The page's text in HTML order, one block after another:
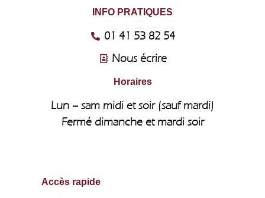
INFO PRATIQUES
01 41 53 82 54
Nous écrire
Horaires
Lun – sam midi et soir (sauf mardi)
Fermé dimanche et mardi soir
Accès rapide